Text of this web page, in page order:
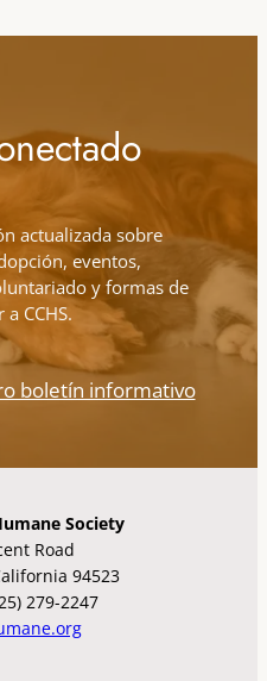
actualizada sobre
eventos,
y formas de
CCHS.
boletín informativo
Society
Road
94523
279-2247